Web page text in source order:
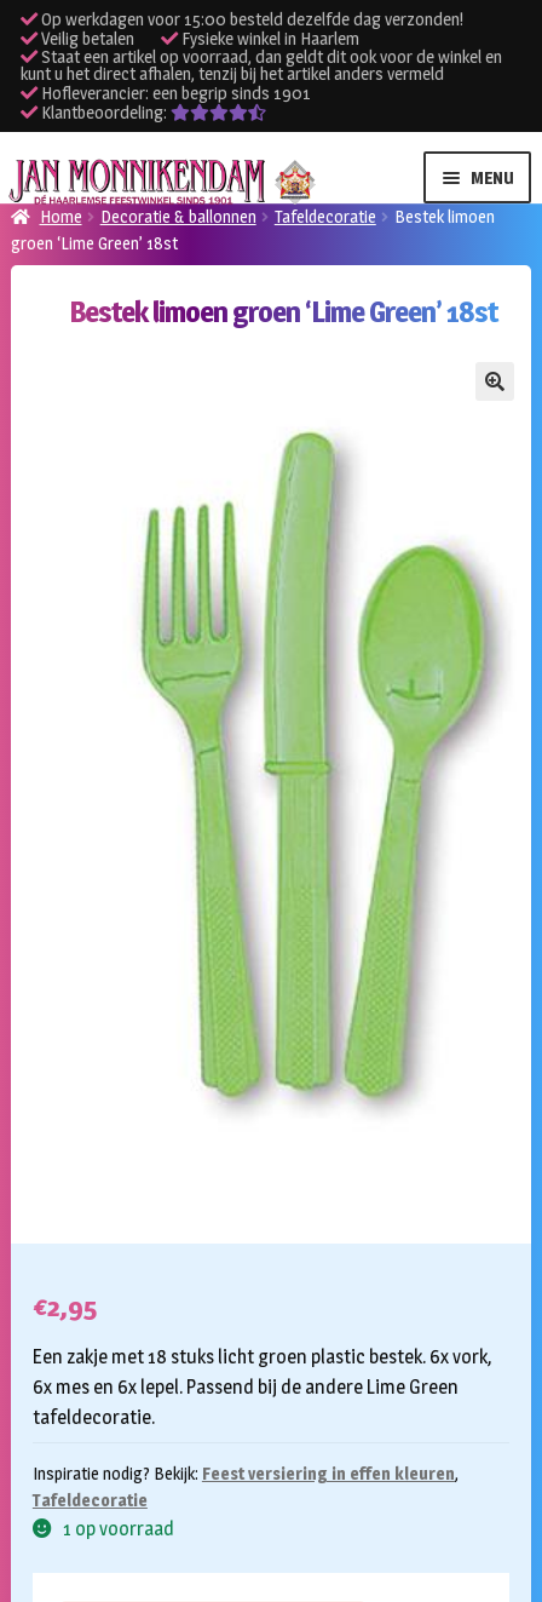
Op werkdagen voor 15:00 besteld dezelfde dag verzonden!
Veilig betalen
Fysieke winkel in Haarlem
Staat een artikel op voorraad, dan geldt dit ook voor de winkel en
kunt u het direct afhalen, tenzij bij het artikel anders vermeld
Hofleverancier: een begrip sinds 1901
Klantbeoordeling:
Ga
door
naar
navigatie
Ga
naar
de
inhoud
MENU
Verhuur kleding
Verhuur apparatuur
Home Decoratie & ballonnen Tafeldecoratie
Bestek limoen
groen ‘Lime Green’ 18st
Bestek limoen groen ‘Lime Green’ 18st
€2,95
Een zakje met 18 stuks licht groen plastic bestek. 6x vork,
6x mes en 6x lepel. Passend bij de andere Lime Green
tafeldecoratie.
Inspiratie nodig? Bekijk: Feest versiering in effen kleuren,
Tafeldecoratie
1 op voorraad